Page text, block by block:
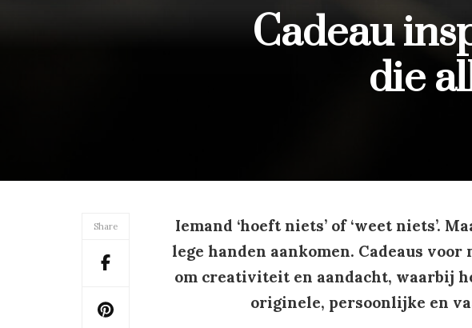
Cadeau
die
Share
Iemand ‘hoeft niets’ of ‘weet niets’.
lege handen aankomen. Cadeaus
om creativiteit en aandacht, waarbij
originele, persoonlijke en